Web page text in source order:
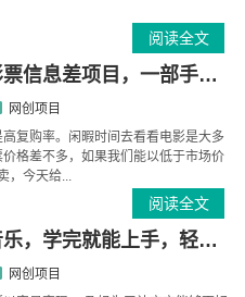
阅读全文
每天多赚一两百，低价电影票信息差项目，一部手机即可操作
网创项目
复购率。闲暇时间去看看电影是大多
格差不多，如果我们能以低于市场价
，今天给...
阅读全文
长期项目，小红书卖胎教音乐，学完就能上手，轻松日入500+（教程+胎教音乐合集）
网创项目